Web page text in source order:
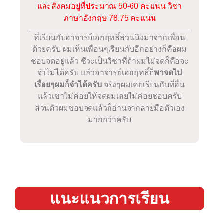
และสังคมอยู่ที่ประมาณ 50-60 คะแนน วิชา
ภาษาอังกฤษ 78.75 คะแนน
ที่เรียนกับอาจารย์เอกฤทธิ์ส่วนนึงมาจากเพื่อน
ด้วยครับ ผมเห็นเพื่อนๆเรียนกับอีกอย่างก็คือผม
ชอบจดอยู่แล้ว ชีวะเป็นวิชาที่ถ้าผมไม่จดก็คือจะ
จำไม่ได้ครับ แล้วอาจารย์เอกฤทธิ์ก็พาจดไป
เรื่อยๆผมก็จำได้ครับ จริงๆผมเคยเรียนกับที่อื่น
แล้วเขาไม่ค่อยให้จดผมเลยไม่ค่อยชอบครับ
ส่วนตัวผมชอบจดแล้วก็อ่านจากลายมือตัวเอง
มากกว่าครับ
แนะแนวการเรียน